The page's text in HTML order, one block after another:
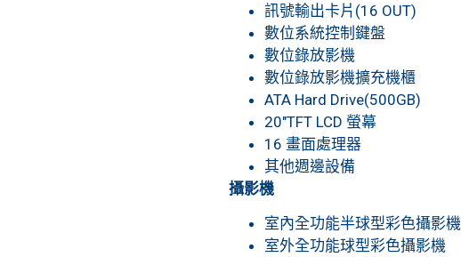
訊號輸出卡片(16 OUT)
數位系統控制鍵盤
數位錄放影機
數位錄放影機擴充機櫃
ATA Hard Drive(500GB)
20″TFT LCD 螢幕
16 畫面處理器
其他週邊設備
攝影機
室內全功能半球型彩色攝影機
室外全功能球型彩色攝影機